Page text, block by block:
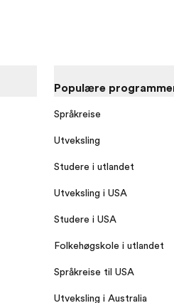
Populære
Språkreise
Utveksling
Studere i utlandet
Utveksling i USA
Studere i USA
Folkehøgskole i utlandet
Språkreise til USA
Utveksling i Australia